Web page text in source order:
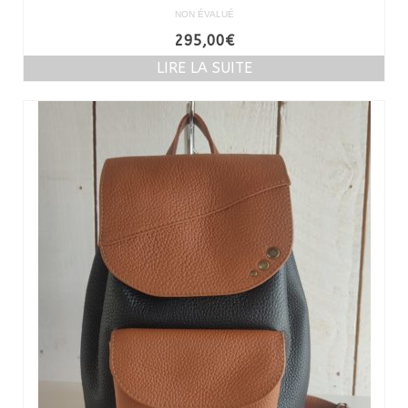
NON ÉVALUÉ
295,00€
LIRE LA SUITE